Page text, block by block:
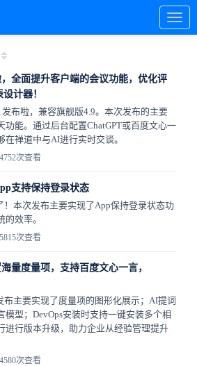
全面提升客户端的会议功能，优化评
计器！
布啦，兼容旗舰版4.9。本次发布的主要
功能。通过后台配置ChatGPT或百度文心一
禅道中与AI进行实时交谈。
4752次查看
支持保持登录状态
！本次发布主要实现了App保持登录状态功
效率。
5815次查看
量度量项，支持百度文心一言，
布主要实现了度量项的图形化展示；AI提词
模型；DevOps安装时支持一键安装多个相
进行版本升级，助力企业从经验管理提升
4580次查看